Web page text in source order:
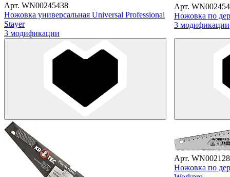
Арт. WN00245438
Ножовка универсальная Universal Professional
Stayer
3 модификации
Арт.
Ножовка по
3 модификации
Арт.
Ножовка по